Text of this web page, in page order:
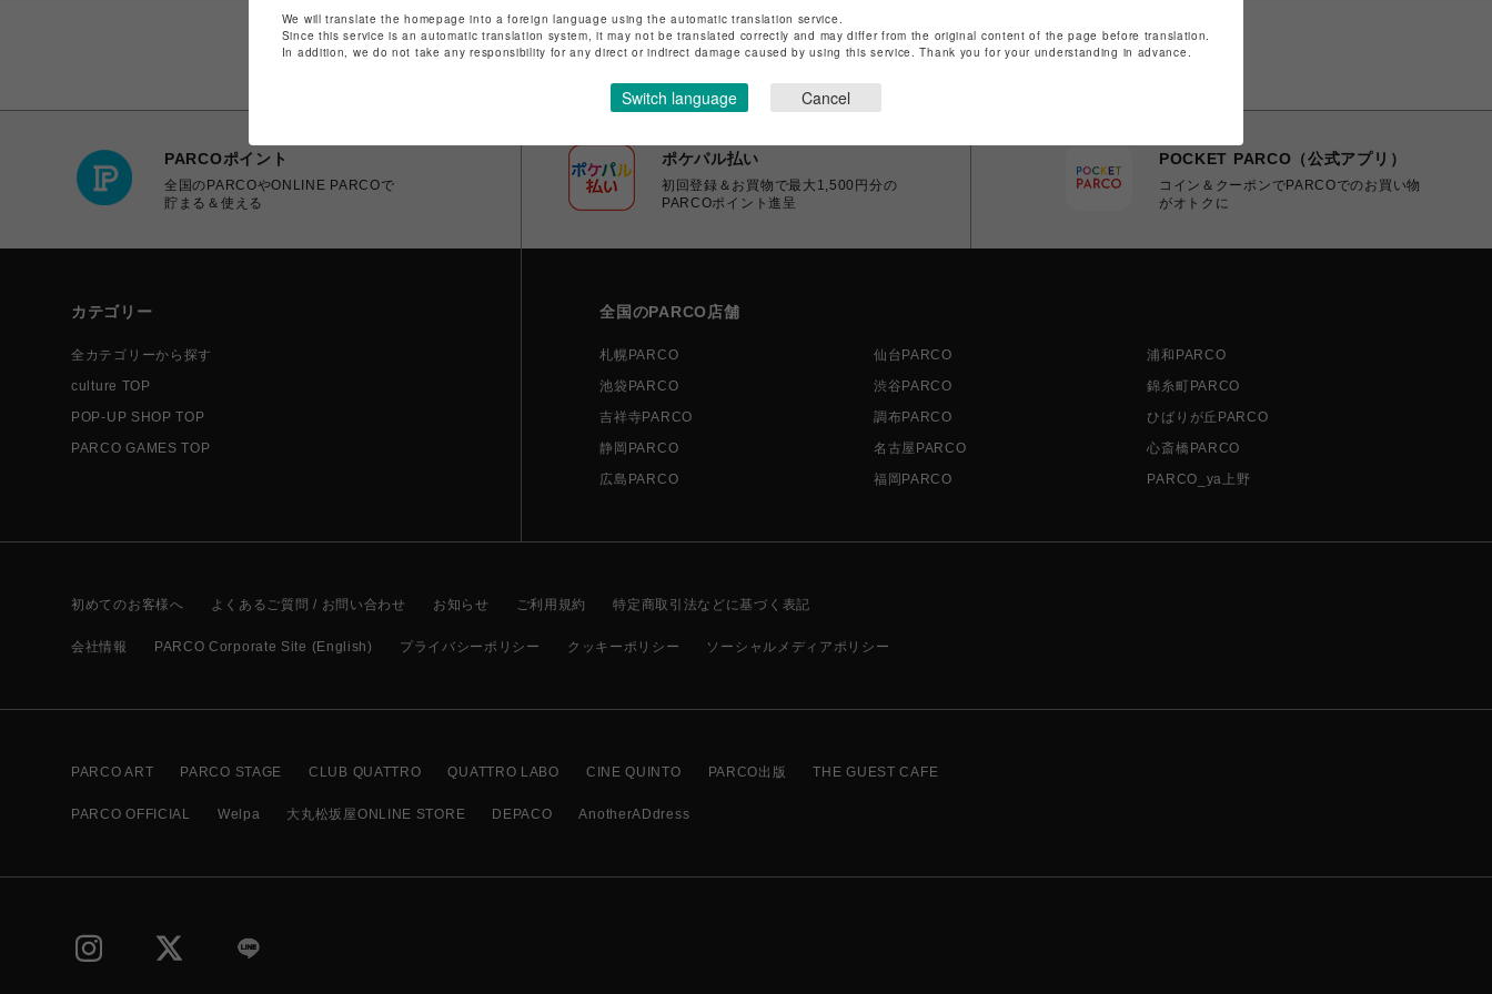
PARCOポイント
全国のPARCOやONLINE PARCOで
貯まる＆使える
ポケパル払い
初回登録＆お買物で最大1,500円分の
PARCOポイント進呈
POCKET PARCO（公式アプリ）
コイン＆クーポンでPARCOでのお買い物
がオトクに
カテゴリー
全カテゴリーから探す
culture TOP
POP-UP SHOP TOP
PARCO GAMES TOP
全国のPARCO店舗
札幌PARCO 仙台PARCO
浦和PARCO
池袋PARCO
渋谷PARCO
錦糸町PARCO
吉祥寺PARCO
調布PARCO
ひばりが丘PARCO
静岡PARCO
名古屋PARCO
心斎橋PARCO
広島PARCO
福岡PARCO PARCO_ya上野
初めてのお客様へ よくあるご質問 / お問い合わせ お知らせ ご利用規約 特定商取引法などに基づく表記
会社情報 PARCO Corporate Site (English) プライバシーポリシー クッキーポリシー ソーシャルメディアポリシー
PARCO ART PARCO STAGE CLUB QUATTRO QUATTRO LABO CINE QUINTO PARCO出版 THE GUEST CAFE
PARCO OFFICIAL Welpa 大丸松坂屋ONLINE STORE DEPACO AnotherADdress
We will translate the homepage into a foreign language using the automatic translation service.
Since this service is an automatic translation system, it may not be translated correctly and may differ from the original content of the page before translation.
In addition, we do not take any responsibility for any direct or indirect damage caused by using this service. Thank you for your understanding in advance.
Switch language Cancel